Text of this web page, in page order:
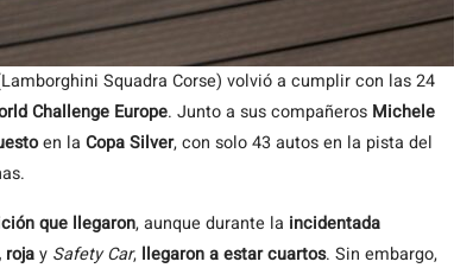
Squadra Corse) volvió a cumplir con las 24
Challenge Europe. Junto a sus compañeros Michele
en la Copa Silver, con solo 43 autos en la pista del
que llegaron, aunque durante la incidentada
rojay Safety Car, llegaron a estar cuartos. Sin embargo,